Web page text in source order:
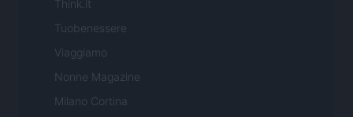
Think.it
Tuobenessere
Viaggiamo
Nonne Magazine
Milano Cortina